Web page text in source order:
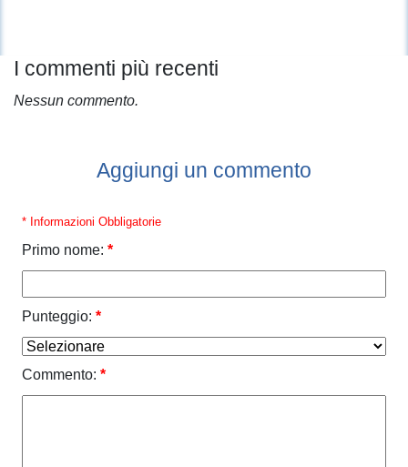
I commenti più recenti
Nessun commento.
Aggiungi un commento
* Informazioni Obbligatorie
Primo nome: *
Punteggio: *
Commento: *